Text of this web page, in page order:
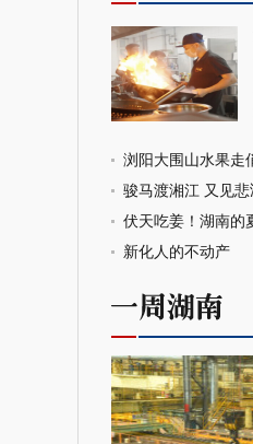
浏阳大围山水果走
骏马渡湘江 又见悲
伏天吃姜！湖南的
新化人的不动产